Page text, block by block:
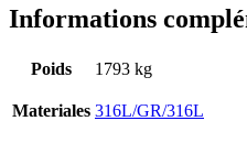
Informations
Poids 1793 kg
Materiales 316L/GR/316L